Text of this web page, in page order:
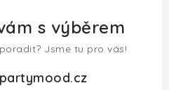
s výběrem
Jsme tu pro vás!
partymood.cz